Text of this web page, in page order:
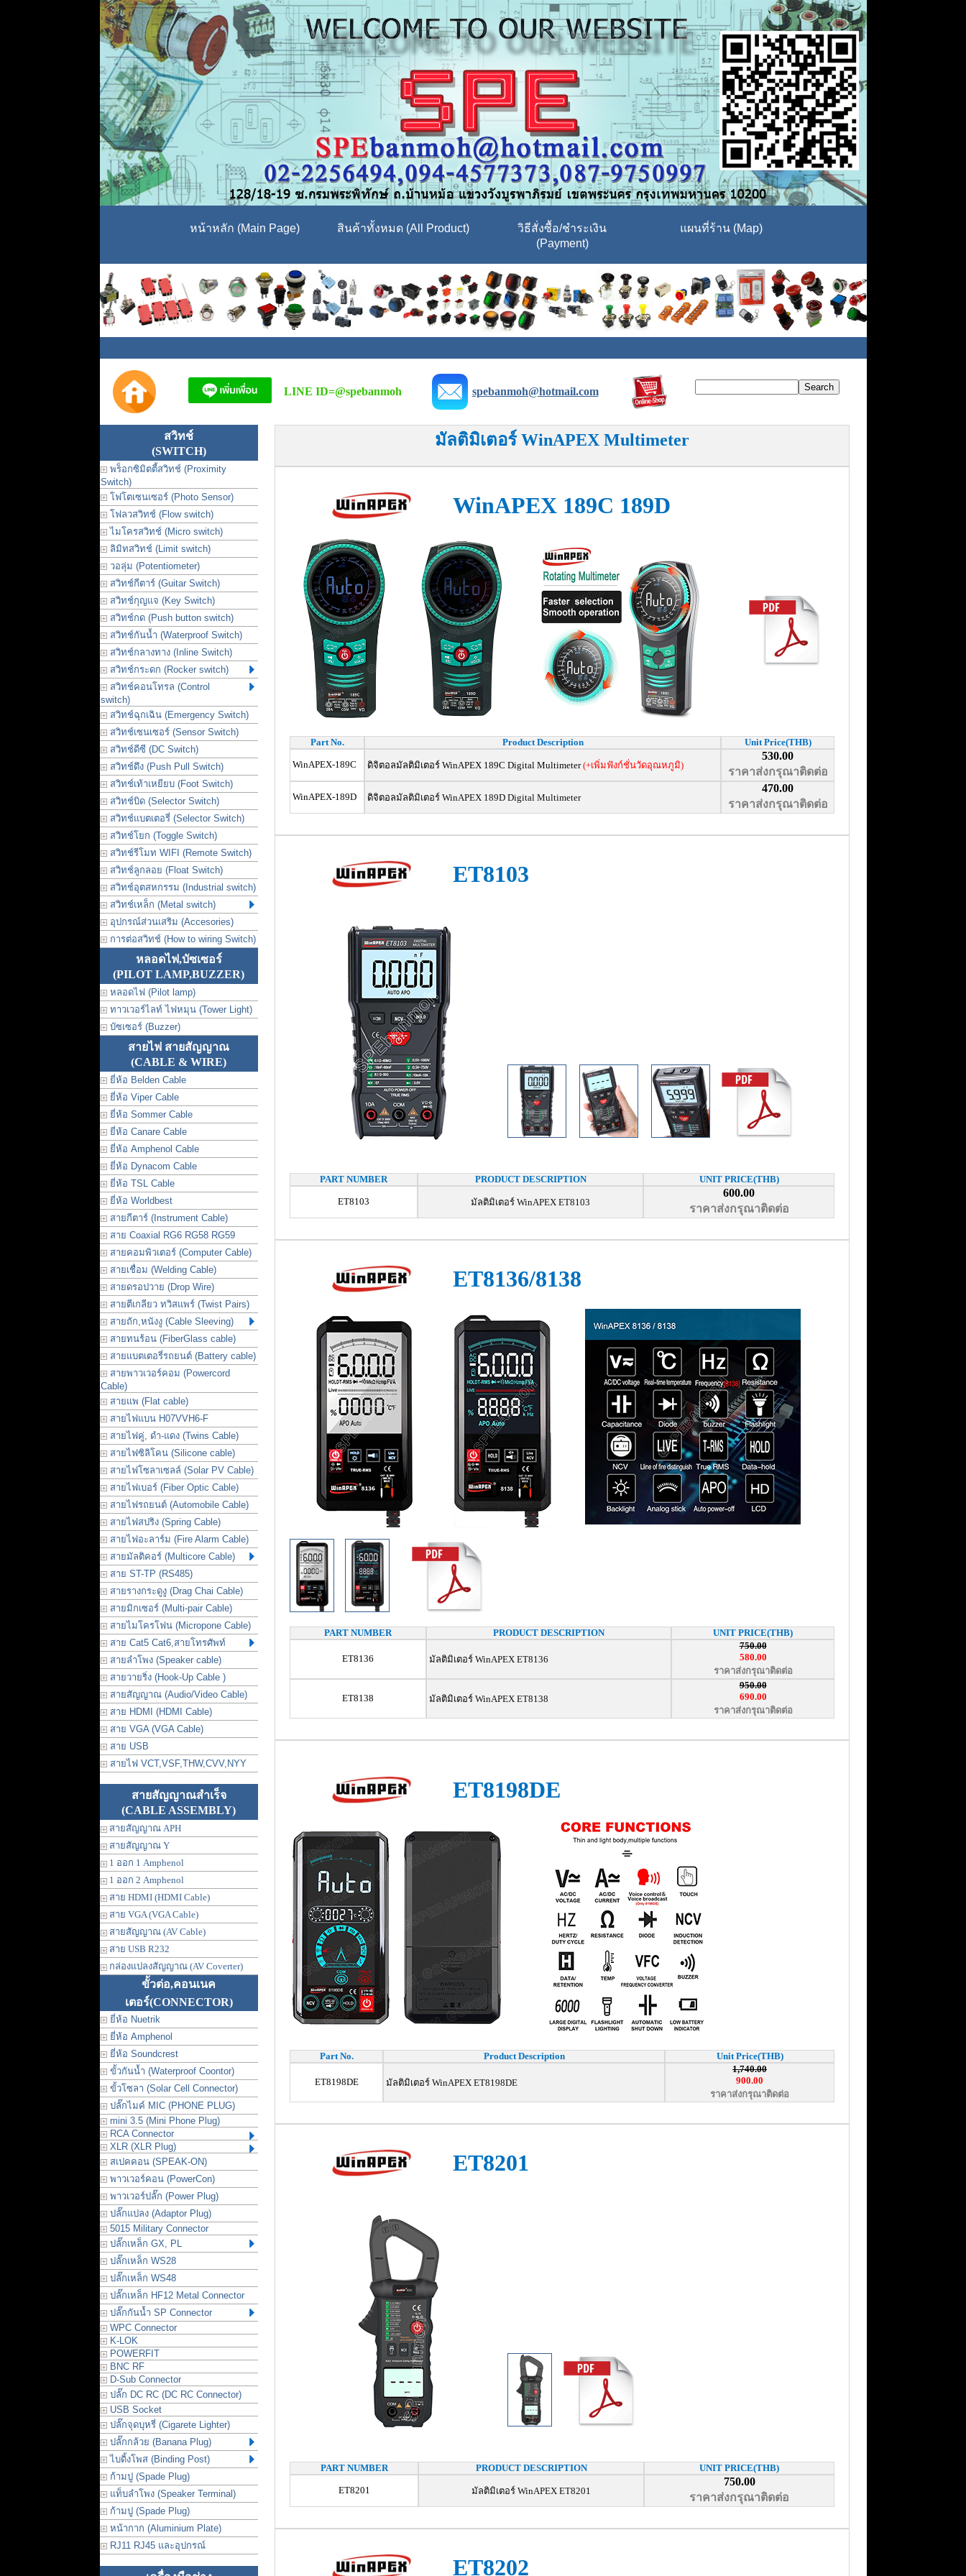
หน้าหลัก (Main Page) สินค้าทั้งหมด (All Product)
วิธีสั่งซื้อ/ชำระเงิน
(Payment)
แผนที่ร้าน (Map)
LINE ID=@spebanmoh spebanmoh@hotmail.com
สวิทช์
(SWITCH)
พร็อกซิมิตตี้สวิทช์ (Proximity
Switch)
โฟโตเซนเซอร์ (Photo Sensor)
โฟลวสวิทช์ (Flow switch)
ไมโครสวิทช์ (Micro switch)
ลิมิทสวิทช์ (Limit switch)
วอลุ่ม (Potentiometer)
สวิทช์กีตาร์ (Guitar Switch)
สวิทช์กุญแจ (Key Switch)
สวิทช์กด (Push button switch)
สวิทช์กันน้ำ (Waterproof Switch)
สวิทช์กลางทาง (Inline Switch)
สวิทช์กระดก (Rocker switch)
สวิทช์คอนโทรล (Control
switch)
สวิทช์ฉุกเฉิน (Emergency Switch)
สวิทช์เซนเซอร์ (Sensor Switch)
สวิทช์ดีซี (DC Switch)
สวิทช์ดึง (Push Pull Switch)
สวิทช์เท้าเหยียบ (Foot Switch)
สวิทช์บิด (Selector Switch)
สวิทช์แบตเตอรี่ (Selector Switch)
สวิทช์โยก (Toggle Switch)
สวิทช์รีโมท WIFI (Remote Switch)
สวิทช์ลูกลอย (Float Switch)
สวิทช์อุตสหกรรม (Industrial switch)
สวิทช์เหล็ก (Metal switch)
อุปกรณ์ส่วนเสริม (Accesories)
การต่อสวิทช์ (How to wiring Switch)
หลอดไฟ,บัซเซอร์
(PILOT LAMP,BUZZER)
หลอดไฟ (Pilot lamp)
ทาวเวอร์ไลท์ ไฟหมุน (Tower Light)
บัซเซอร์ (Buzzer)
สายไฟ สายสัญญาณ
(CABLE & WIRE)
ยี่ห้อ Belden Cable
ยี่ห้อ Viper Cable
ยี่ห้อ Sommer Cable
ยี่ห้อ Canare Cable
ยี่ห้อ Amphenol Cable
ยี่ห้อ Dynacom Cable
ยี่ห้อ TSL Cable
ยี่ห้อ Worldbest
สายกีตาร์ (Instrument Cable)
สาย Coaxial RG6 RG58 RG59
สายคอมพิวเตอร์ (Computer Cable)
สายเชื่อม (Welding Cable)
สายดรอปวาย (Drop Wire)
สายตีเกลียว ทวิสแพร์ (Twist Pairs)
สายถัก,หนังงู (Cable Sleeving)
สายทนร้อน (FiberGlass cable)
สายแบตเตอรี่รถยนต์ (Battery cable)
สายพาวเวอร์คอม (Powercord
Cable)
สายแพ (Flat cable)
สายไฟแบน H07VVH6-F
สายไฟคู่, ดำ-แดง (Twins Cable)
สายไฟซิลิโคน (Silicone cable)
สายไฟโซลาเซลล์ (Solar PV Cable)
สายไฟเบอร์ (Fiber Optic Cable)
สายไฟรถยนต์ (Automobile Cable)
สายไฟสปริง (Spring Cable)
สายไฟอะลาร์ม (Fire Alarm Cable)
สายมัลติคอร์ (Multicore Cable)
สาย ST-TP (RS485)
สายรางกระดูงู (Drag Chai Cable)
สายมิกเซอร์ (Multi-pair Cable)
สายไมโครโฟน (Micropone Cable)
สาย Cat5 Cat6,สายโทรศัพท์
สายลำโพง (Speaker cable)
สายวายริ่ง (Hook-Up Cable )
สายสัญญาณ (Audio/Video Cable)
สาย HDMI (HDMI Cable)
สาย VGA (VGA Cable)
สาย USB
สายไฟ VCT,VSF,THW,CVV,NYY
สายสัญญาณสำเร็จ
(CABLE ASSEMBLY)
สายสัญญาณ APH
สายสัญญาณ Y
1 ออก 1 Amphenol
1 ออก 2 Amphenol
สาย HDMI (HDMI Cable)
สาย VGA (VGA Cable)
สายสัญญาณ (AV Cable)
สาย USB R232
กล่องแปลงสัญญาณ (AV Coverter)
ขั้วต่อ,คอนเนค
เตอร์(CONNECTOR)
ยี่ห้อ Nuetrik
ยี่ห้อ Amphenol
ยี่ห้อ Soundcrest
ขั้วกันน้ำ (Waterproof Coontor)
ขั้วโซลา (Solar Cell Connector)
ปลั๊กไมค์ MIC (PHONE PLUG)
mini 3.5 (Mini Phone Plug)
RCA Connector
XLR (XLR Plug)
สเปคคอน (SPEAK-ON)
พาวเวอร์คอน (PowerCon)
พาวเวอร์ปลั๊ก (Power Plug)
ปลั๊กแปลง (Adaptor Plug)
5015 Military Connector
ปลั๊กเหล็ก GX, PL
ปลั๊กเหล็ก WS28
ปลั๊กเหล็ก WS48
ปลั๊กเหล็ก HF12 Metal Connector
ปลั๊กกันน้ำ SP Connector
WPC Connector
K-LOK
POWERFIT
BNC RF
D-Sub Connector
ปลั๊ก DC RC (DC RC Connector)
USB Socket
ปลั๊กจุดบุหรี่ (Cigarete Lighter)
ปลั๊กกล้วย (Banana Plug)
ไบดิ้งโพส (Binding Post)
ก้ามปู (Spade Plug)
แท็บลำโพง (Speaker Terminal)
ก้ามปู (Spade Plug)
หน้ากาก (Aluminium Plate)
RJ11 RJ45 และอุปกรณ์
มัลติมิเตอร์ WinAPEX Multimeter
WinAPEX 189C 189D
Part No. Product Description Unit Price(THB)
WinAPEX-189C ดิจิตอลมัลติมิเตอร์ WinAPEX 189C Digital Multimeter(+เพิ่มฟังก์ชั่นวัดอุณหภูมิ)
530.00
ราคาส่งกรุณาติดต่อ
WinAPEX-189D ดิจิตอลมัลติมิเตอร์ WinAPEX 189D Digital Multimeter
470.00
ราคาส่งกรุณาติดต่อ
ET8103
PART NUMBER PRODUCT DESCRIPTION UNIT PRICE(THB)
ET8103 มัลติมิเตอร์ WinAPEX ET8103
600.00
ราคาส่งกรุณาติดต่อ
ET8136/8138
PART NUMBER PRODUCT DESCRIPTION UNIT PRICE(THB)
ET8136 มัลติมิเตอร์ WinAPEX ET8136
750.00
580.00
ราคาส่งกรุณาติดต่อ
ET8138 มัลติมิเตอร์ WinAPEX ET8138
950.00
690.00
ราคาส่งกรุณาติดต่อ
ET8198DE
Part No. Product Description Unit Price(THB)
ET8198DE มัลติมิเตอร์ WinAPEX ET8198DE
1,740.00
900.00
ราคาส่งกรุณาติดต่อ
ET8201
PART NUMBER PRODUCT DESCRIPTION UNIT PRICE(THB)
ET8201 มัลติมิเตอร์ WinAPEX ET8201
750.00
ราคาส่งกรุณาติดต่อ
ET8202